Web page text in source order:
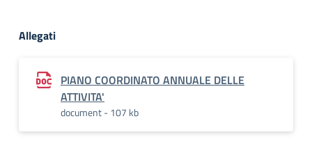
Allegati
PIANO COORDINATO ANNUALE DELLE
ATTIVITA'
document - 107 kb